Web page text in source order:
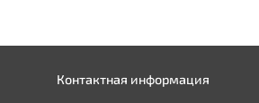
Контактная информация